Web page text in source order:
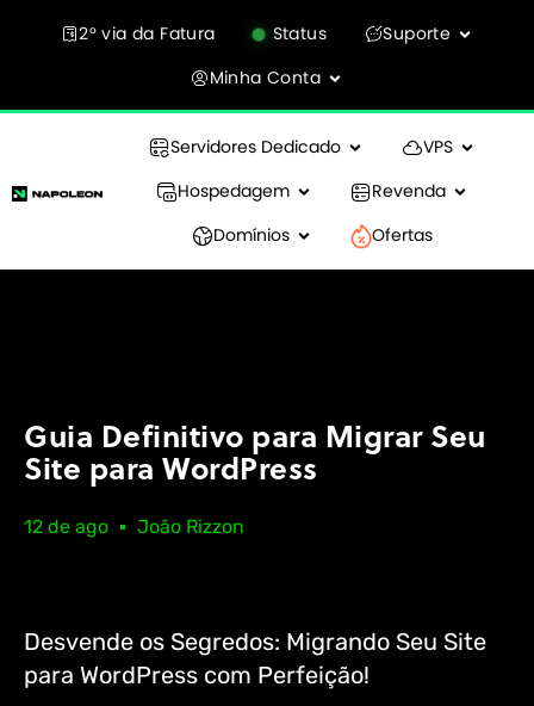
2° via da Fatura Status
Suporte
Minha Conta
Servidores Dedicado
VPS
Hospedagem
Revenda
Domínios
Ofertas
Guia Definitivo para Migrar Seu
Site para WordPress
12 de ago João Rizzon
Desvende os Segredos: Migrando Seu Site
para WordPress com Perfeição!